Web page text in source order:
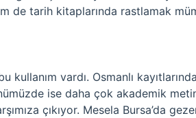
de tarih kitaplarında rastlamak
vardı. Osmanlı
ise daha çok akademik
çıkıyor. Mesela Bursa’da